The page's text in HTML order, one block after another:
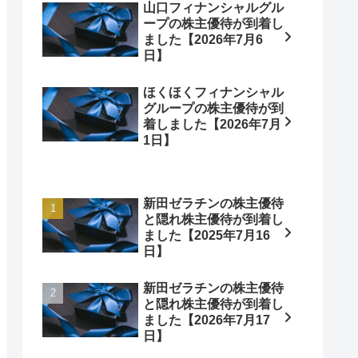
山口フィナンシャルグル
ープの株主優待が到着し
ました【2026年7月6
日】
ほくほくフィナンシャル
グループの株主優待が到
着しました【2026年7月
1日】
新田ゼラチンの株主優待
と隠れ株主優待が到着し
ました【2025年7月16
日】
新田ゼラチンの株主優待
と隠れ株主優待が到着し
ました【2026年7月17
日】